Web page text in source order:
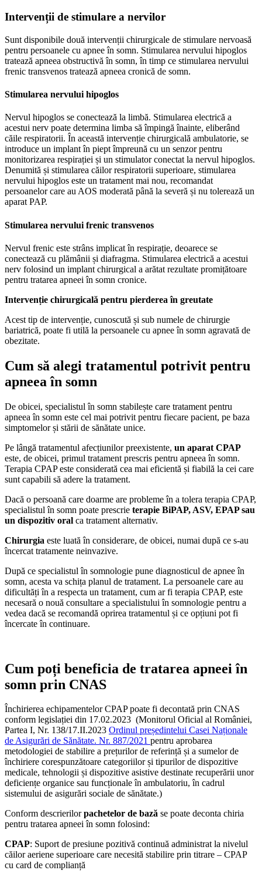
Intervenții de stimulare a nervilor
Sunt disponibile două intervenții chirurgicale de stimulare nervoasă
pentru persoanele cu apnee în somn. Stimularea nervului hipoglos
tratează apneea obstructivă în somn, în timp ce stimularea nervului
frenic transvenos tratează apneea cronică de somn.
Stimularea nervului hipoglos
Nervul hipoglos se conectează la limbă. Stimularea electrică a
acestui nerv poate determina limba să împingă înainte, eliberând
căile respiratorii. În această intervenție chirurgicală ambulatorie, se
introduce un implant în piept împreună cu un senzor pentru
monitorizarea respirației și un stimulator conectat la nervul hipoglos.
Denumită și stimularea căilor respiratorii superioare, stimularea
nervului hipoglos este un tratament mai nou, recomandat
persoanelor care au AOS moderată până la severă și nu tolerează un
aparat PAP.
Stimularea nervului frenic transvenos
Nervul frenic este strâns implicat în respirație, deoarece se
conectează cu plămânii și diafragma. Stimularea electrică a acestui
nerv folosind un implant chirurgical a arătat rezultate promițătoare
pentru tratarea apneei în somn cronice.
Intervenție chirurgicală pentru pierderea în greutate
Acest tip de intervenție, cunoscută și sub numele de chirurgie
bariatrică, poate fi utilă la persoanele cu apnee în somn agravată de
obezitate.
Cum să alegi tratamentul potrivit pentru
apneea în somn
De obicei, specialistul în somn stabilește care tratament pentru
apneea în somn este cel mai potrivit pentru fiecare pacient, pe baza
simptomelor și stării de sănătate unice.
Pe lângă tratamentul afecțiunilor preexistente, un aparat CPAP
este, de obicei, primul tratament prescris pentru apneea în somn.
Terapia CPAP este considerată cea mai eficientă și fiabilă la cei care
sunt capabili să adere la tratament.
Dacă o persoană care doarme are probleme în a tolera terapia CPAP,
specialistul în somn poate prescrie terapie BiPAP, ASV, EPAP sau
un dispozitiv oral ca tratament alternativ.
Chirurgia este luată în considerare, de obicei, numai după ce s-au
încercat tratamente neinvazive.
După ce specialistul în somnologie pune diagnosticul de apnee în
somn, acesta va schița planul de tratament. La persoanele care au
dificultăți în a respecta un tratament, cum ar fi terapia CPAP, este
necesară o nouă consultare a specialistului în somnologie pentru a
vedea dacă se recomandă oprirea tratamentul și ce opțiuni pot fi
încercate în continuare.
Cum poți beneficia de tratarea apneei în
somn prin CNAS
Închirierea echipamentelor CPAP poate fi decontată prin CNAS
conform legislației din 17.02.2023 (Monitorul Oficial al României,
Partea I, Nr. 138/17.II.2023 Ordinul președintelui Casei Naționale
de Asigurări de Sănătate. Nr. 887/2021 pentru aprobarea
metodologiei de stabilire a prețurilor de referință și a sumelor de
închiriere corespunzătoare categoriilor și tipurilor de dispozitive
medicale, tehnologii și dispozitive asistive destinate recuperării unor
deficiențe organice sau funcționale în ambulatoriu, în cadrul
sistemului de asigurări sociale de sănătate.)
Conform descrierilorpachetelor de bază se poate deconta chiria
pentru tratarea apneei în somn folosind:
CPAP: Suport de presiune pozitivă continuă administrat la nivelul
căilor aeriene superioare care necesită stabilire prin titrare – CPAP
cu card de complianță